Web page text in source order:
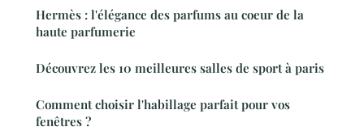
Hermès : l'élégance des parfums au coeur de la
haute parfumerie
Découvrez les 10 meilleures salles de sport à paris
Comment choisir l'habillage parfait pour vos
fenêtres ?